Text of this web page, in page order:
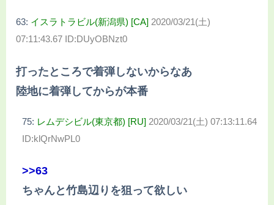
63: イスラトラビル(新潟県) [CA] 2020/03/21(土)
07:11:43.67 ID:DUyOBNzt0
打ったところで着弾しないからなあ
陸地に着弾してからが本番
75: レムデシビル(東京都) [RU] 2020/03/21(土) 07:13:11.64
ID:klQrNwPL0
>>63
ちゃんと竹島辺りを狙って欲しい